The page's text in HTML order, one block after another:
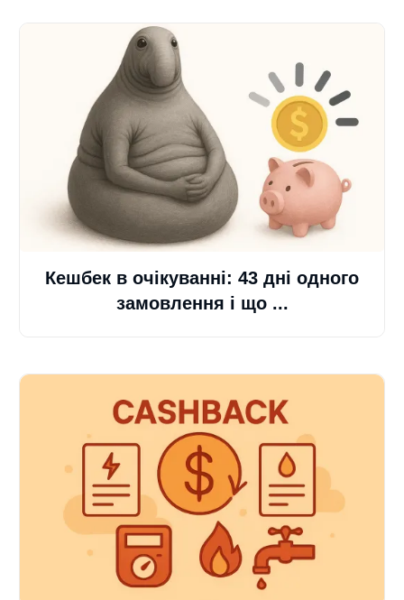
Кешбек в очікуванні: 43 дні одного
замовлення і що ...